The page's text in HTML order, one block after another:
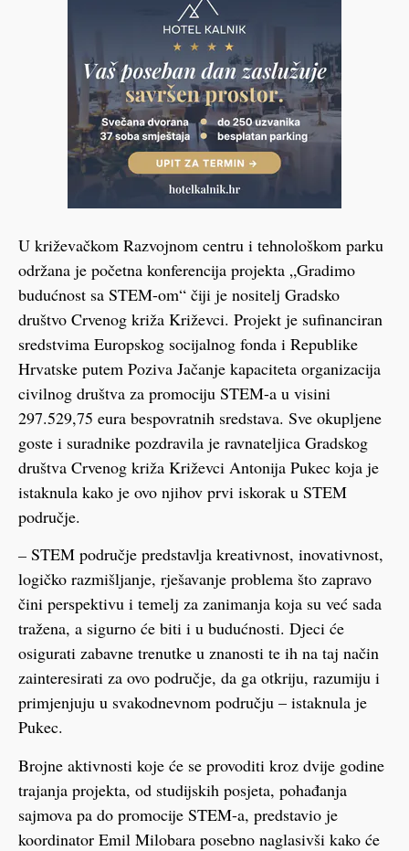
U križevačkom Razvojnom centru i tehnološkom parku
održana je početna konferencija projekta „Gradimo
budućnost sa STEM-om“ čiji je nositelj Gradsko
društvo Crvenog križa Križevci. Projekt je sufinanciran
sredstvima Europskog socijalnog fonda i Republike
Hrvatske putem Poziva Jačanje kapaciteta organizacija
civilnog društva za promociju STEM-a u visini
297.529,75 eura bespovratnih sredstava. Sve okupljene
goste i suradnike pozdravila je ravnateljica Gradskog
društva Crvenog križa Križevci Antonija Pukec koja je
istaknula kako je ovo njihov prvi iskorak u STEM
područje.
– STEM područje predstavlja kreativnost, inovativnost,
logičko razmišljanje, rješavanje problema što zapravo
čini perspektivu i temelj za zanimanja koja su već sada
tražena, a sigurno će biti i u budućnosti. Djeci će
osigurati zabavne trenutke u znanosti te ih na taj način
zainteresirati za ovo područje, da ga otkriju, razumiju i
primjenjuju u svakodnevnom području – istaknula je
Pukec.
Brojne aktivnosti koje će se provoditi kroz dvije godine
trajanja projekta, od studijskih posjeta, pohađanja
sajmova pa do promocije STEM-a, predstavio je
koordinator Emil Milobara posebno naglasivši kako će